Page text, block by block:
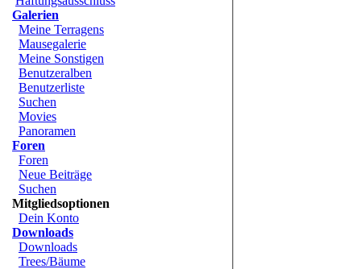
Galerien
Meine Terragens
Mausegalerie
Meine Sonstigen
Benutzeralben
Benutzerliste
Suchen
Movies
Panoramen
Foren
Foren
Neue Beiträge
Suchen
Mitgliedsoptionen
Dein Konto
Downloads
Downloads
Trees/Bäume